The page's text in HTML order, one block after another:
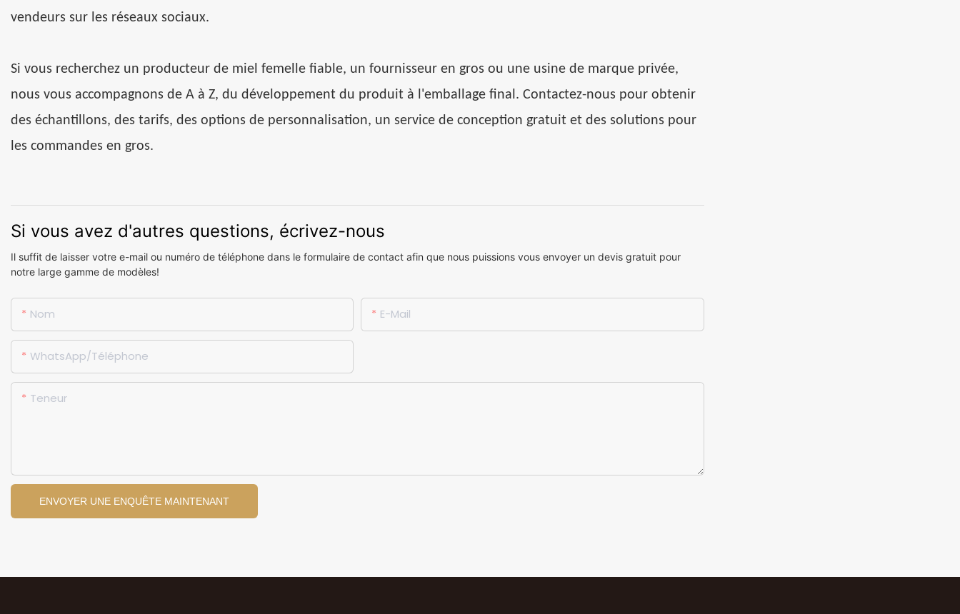
vendeurs sur les réseaux sociaux.
Si vous recherchez un producteur de miel femelle fiable, un fournisseur en gros ou une usine de marque privée,
nous vous accompagnons de A à Z, du développement du produit à l'emballage final. Contactez-nous pour obtenir
des échantillons, des tarifs, des options de personnalisation, un service de conception gratuit et des solutions pour
les commandes en gros.
Si vous avez d'autres questions, écrivez-nous
Il suffit de laisser votre e-mail ou numéro de téléphone dans le formulaire de contact afin que nous puissions vous envoyer un devis gratuit pour
notre large gamme de modèles!
Nom E-Mail
WhatsApp/Téléphone
Teneur
ENVOYER UNE ENQUÊTE MAINTENANT